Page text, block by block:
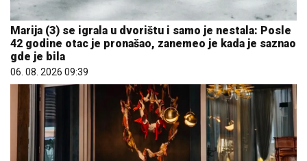
Marija (3) se igrala u dvorištu i samo je nestala: Posle
42 godine otac je pronašao, zanemeo je kada je saznao
gde je bila
06. 08. 2026 09:39